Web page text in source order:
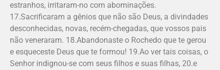
estranhos, irritaram-no com abominações.
17.Sacrificaram a gênios que não são Deus, a divindades
desconhecidas, novas, recém-chegadas, que vossos pais
não veneraram. 18.Abandonaste o Rochedo que te gerou
e esqueceste Deus que te formou! 19.Ao ver tais coisas, o
Senhor indignou-se com seus filhos e suas filhas, 20.e